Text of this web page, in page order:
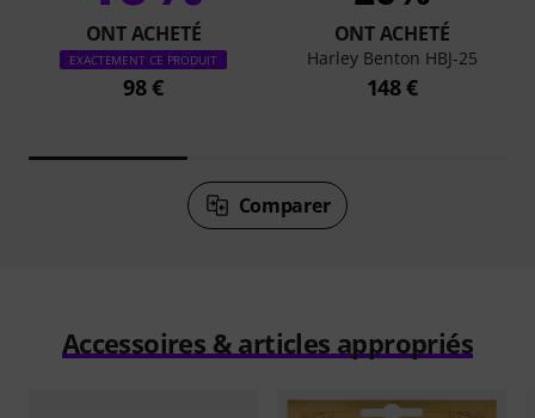
ONT ACHETÉ
EXACTEMENT CE PRODUIT
98 €
ONT ACHETÉ
Harley Benton HBJ-25
148 €
Comparer
Accessoires & articles appropriés